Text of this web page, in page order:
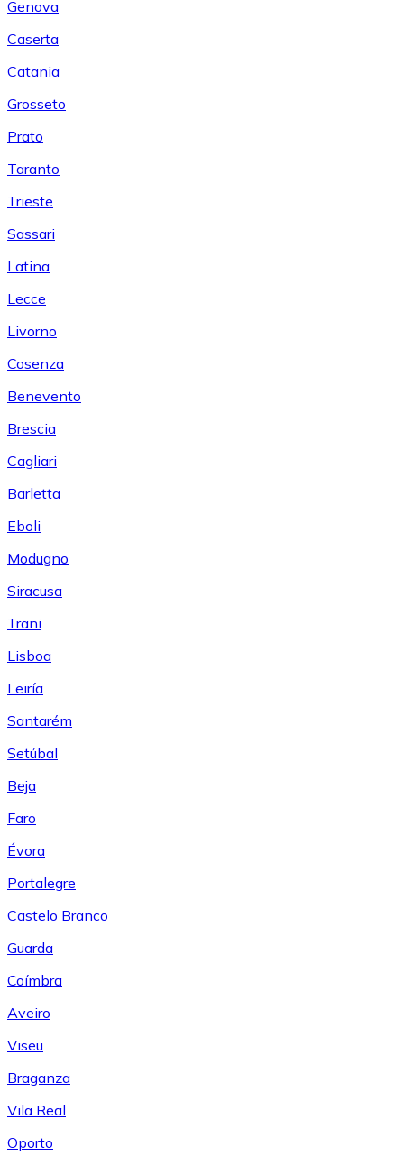
Genova
Caserta
Catania
Grosseto
Prato
Taranto
Trieste
Sassari
Latina
Lecce
Livorno
Cosenza
Benevento
Brescia
Cagliari
Barletta
Eboli
Modugno
Siracusa
Trani
Lisboa
Leiría
Santarém
Setúbal
Beja
Faro
Évora
Portalegre
Castelo Branco
Guarda
Coímbra
Aveiro
Viseu
Braganza
Vila Real
Oporto